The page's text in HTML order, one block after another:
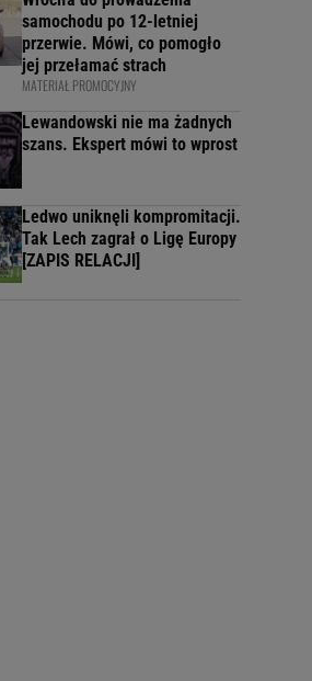
samochodu po 12-letniej
przerwie. Mówi, co pomogło
jej przełamać strach
MATERIAŁ PROMOCYJNY
Lewandowski nie ma żadnych
szans. Ekspert mówi to wprost
Ledwo uniknęli kompromitacji.
Tak Lech zagrał o Ligę Europy
[ZAPIS RELACJI]